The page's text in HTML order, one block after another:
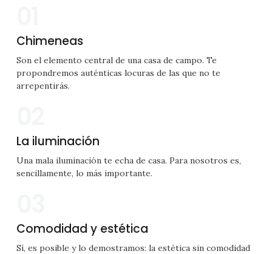
Chimeneas
Son el elemento central de una casa de campo. Te
propondremos auténticas locuras de las que no te
arrepentirás.
La iluminación
Una mala iluminación te echa de casa. Para nosotros es,
sencillamente, lo más importante.
Comodidad y estética
Sí, es posible y lo demostramos: la estética sin comodidad